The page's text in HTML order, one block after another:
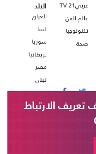
عربي21 TV
عالم الفن
تكنولوجيا
صحة
البلد
العراق
ليبيا
سوريا
بريطانيا
مصر
لبنان
الارتباط